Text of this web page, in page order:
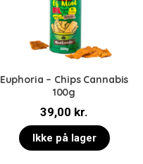
Euphoria – Chips Cannabis
100g
39,00 kr.
Ikke på lager